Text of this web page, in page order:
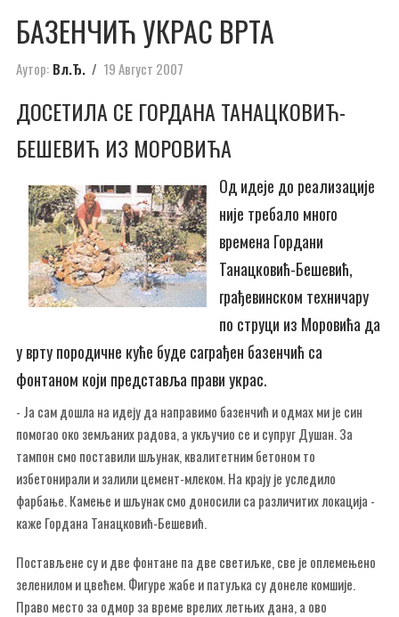
БАЗЕНЧИЋ УКРАС ВРТА
Аутор: Вл.Ђ. 19 Август 2007
ДОСЕТИЛА СЕ ГОРДАНА ТАНАЦКОВИЋ-
БЕШЕВИЋ ИЗ МОРОВИЋА
Од идеје до реализације
није требало много
времена Гордани
Танацковић-Бешевић,
грађевинском техничару
по струци из Моровића да
у врту породичне куће буде саграђен базенчић са
фонтаном који представља прави украс.
- Ја сам дошла на идеју да направимо базенчић и одмах ми је син
помогао око земљаних радова, а укључио се и супруг Душан. За
тампон смо поставили шљунак, квалитетним бетоном то
избетонирали и залили цемент-млеком. На крају је уследило
фарбање. Камење и шљунак смо доносили са различитих локација -
каже Гордана Танацковић-Бешевић.
Постављене су и две фонтане па две светиљке, све је оплемењено
зеленилом и цвећем. Фигуре жабе и патуљка су донеле комшије.
Право место за одмор за време врелих летњих дана, а ово